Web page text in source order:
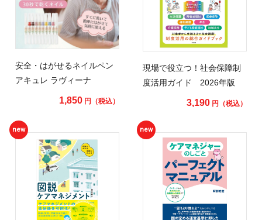
安全・はがせるネイルペン
アキュレ ラヴィーナ
1,850円（税込）
現場で役立つ！社会保障制
度活用ガイド 2026年版
3,190 円（税込）
new new